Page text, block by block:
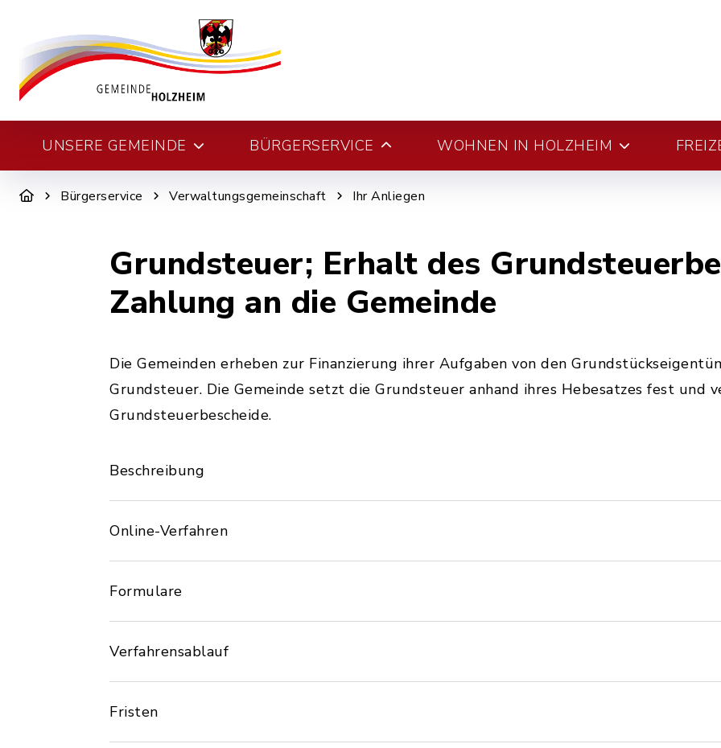
UNSERE GEMEINDE BÜRGERSERVICE WOHNEN IN HOLZHEIM
Bürgerservice Verwaltungsgemeinschaft Ihr Anliegen
Grundsteuer; Erhalt des
Zahlung an die Gemeinde
Die Gemeinden erheben zur Finanzierung ihrer Aufgaben von den
Grundsteuer. Die Gemeinde setzt die Grundsteuer anhand ihres Hebesatzes fest und
Grundsteuerbescheide.
Beschreibung
Online-Verfahren
Formulare
Verfahrensablauf
Fristen